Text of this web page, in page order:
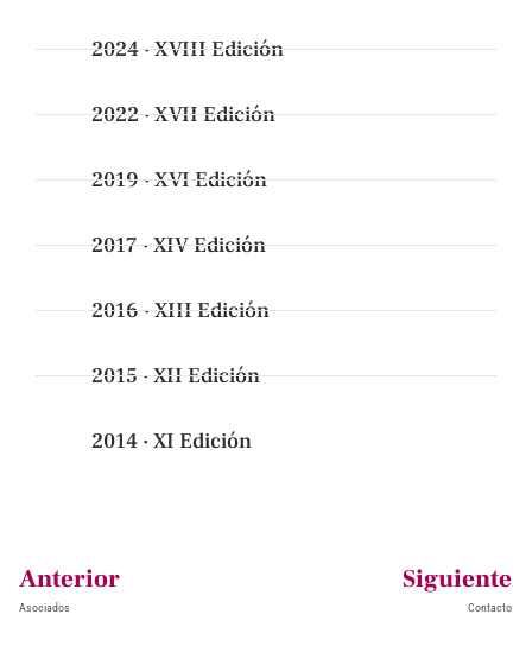
2024 · XVIII Edición
2022 · XVII Edición
2019 · XVI Edición
2017 · XIV Edición
2016 · XIII Edición
2015 · XII Edición
2014 · XI Edición
Anterior
Asociados
Siguiente
Contacto